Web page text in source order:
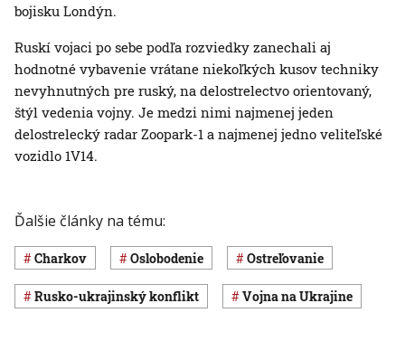
bojisku Londýn.
Ruskí vojaci po sebe podľa rozviedky zanechali aj
hodnotné vybavenie vrátane niekoľkých kusov techniky
nevyhnutných pre ruský, na delostrelectvo orientovaný,
štýl vedenia vojny. Je medzi nimi najmenej jeden
delostrelecký radar Zoopark-1 a najmenej jedno veliteľské
vozidlo 1V14.
Ďalšie články na tému:
Charkov oslobodenie ostreľovanie
rusko-ukrajinský konflikt vojna na Ukrajine